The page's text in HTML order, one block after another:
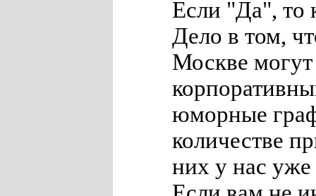
Если "Да", то
Дело в том,
Москве могут
юморные
количестве
них у нас уже